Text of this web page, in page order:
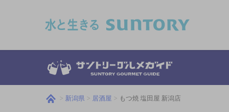
新潟県 居酒屋 もつ焼 塩田屋 新潟店